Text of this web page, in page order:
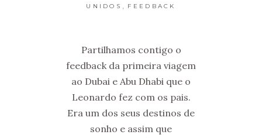
UNIDOS , FEEDBACK
Partilhamos contigo o
feedback da primeira viagem
ao Dubai e Abu Dhabi que o
Leonardo fez com os pais.
Era um dos seus destinos de
sonho e assim que